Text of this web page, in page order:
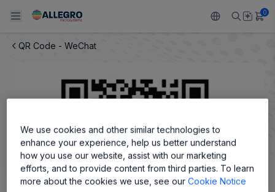
Back To Main Menu
感应
调节
驱动器
Back To Main Menu
汽车
工业
消费品
Back To Main Menu
封装
质量标准和环境认证
Back To Main Menu
Back To Main Menu
我们的公司
人才招聘
企业责任
0
QR Code - WeChat
We use cookies and other similar technologies to
enhance your experience, help us better understand
how you use our website, assist with our marketing
efforts, and to provide content from third parties. To learn
more about the cookies we use, see ourCookie Notice